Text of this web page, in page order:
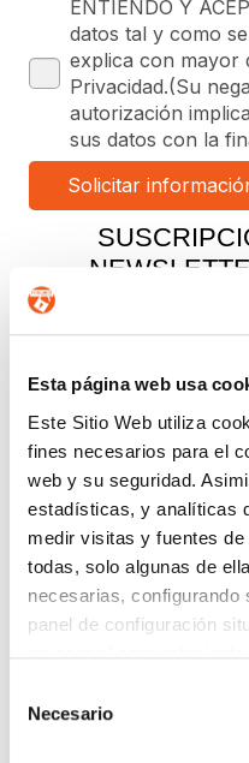
Esta página web usa
Este Sitio Web utiliza
fines necesarios para el
web y su seguridad.
estadísticas, y analíticas
medir visitas y fuentes
todas, solo algunas de
necesarias,
panel de configuración
consultar nuestra política
Necesario
ENTIENDO Y
datos tal y como
explica con mayor
Privacidad.(Su
autorización
sus datos con la
Acoso,Canal de
normativas que pueden
Email
Recibirás un correo para
Nombre (opcional)